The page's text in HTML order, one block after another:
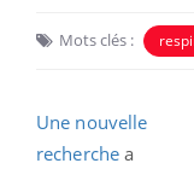
Mots clés :
Une nouvelle
recherchea